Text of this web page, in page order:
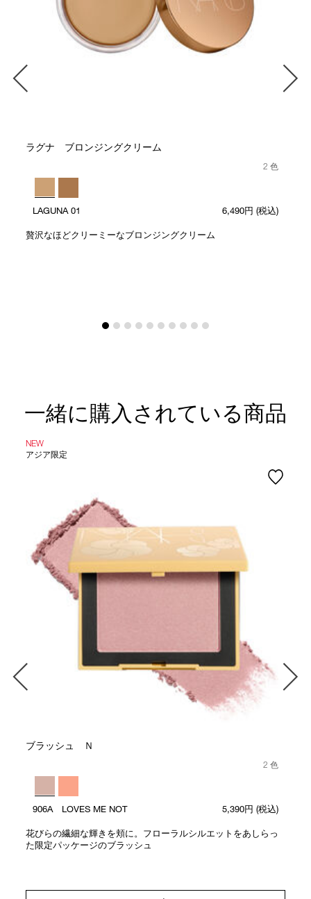
ラグナ ブロンジングクリーム
2 色
LAGUNA 01 6,490円 (税込)
贅沢なほどクリーミーなブロンジングクリーム
一緒に購入されている商品
NEW
アジア限定
ブラッシュ Ｎ
2 色
906A LOVES ME NOT 5,390円 (税込)
花びらの繊細な輝きを頬に。フローラルシルエットをあしらっ
た限定パッケージのブラッシュ